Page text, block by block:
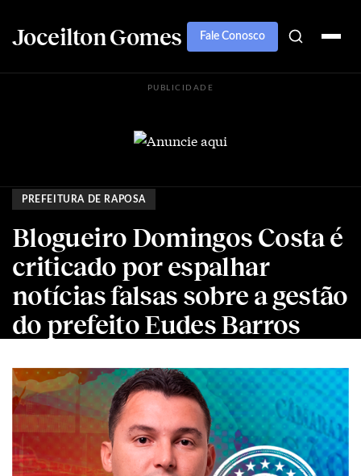
Joceilton Gomes Fale Conosco
PUBLICIDADE
PREFEITURA DE RAPOSA
Blogueiro Domingos Costa é
criticado por espalhar
notícias falsas sobre a gestão
do prefeito Eudes Barros